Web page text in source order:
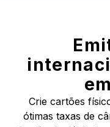
Crie cartões
ótimas taxas de